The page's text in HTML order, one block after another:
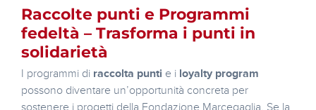
Raccolte punti e Programmi
fedeltà – Trasforma i punti in
solidarietà
I programmi di raccolta punti e i loyalty program
possono diventare un’opportunità concreta per